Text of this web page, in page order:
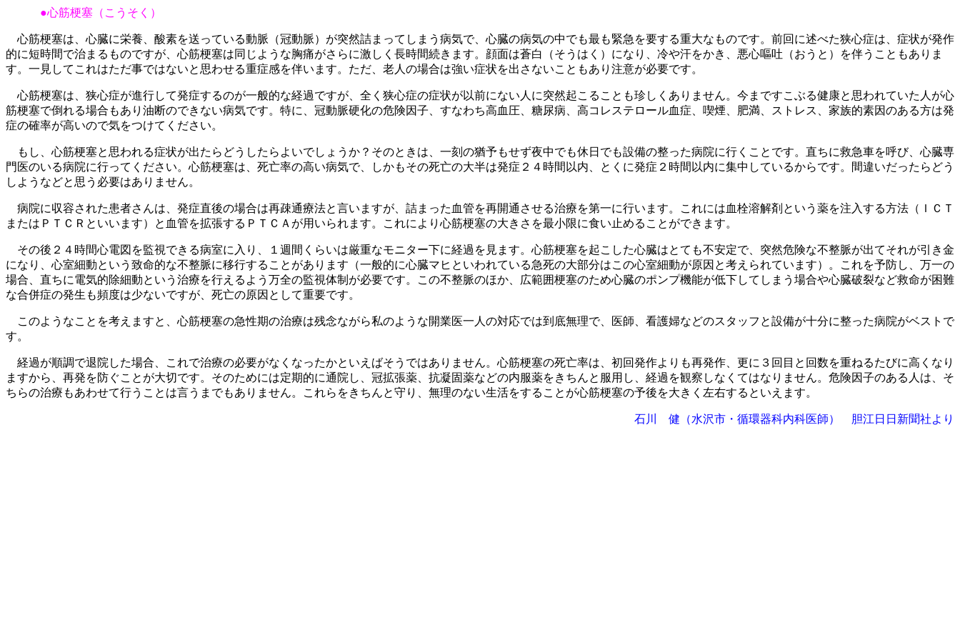
●心筋梗塞（こうそく）
心筋梗塞は、心臓に栄養、酸素を送っている動脈（冠動脈）が突然詰まってしまう病気で、心臓の病気の中でも最も緊急を要する重大なものです。前回に述べた狭心症は、症状が発作
的に短時間で治まるものですが、心筋梗塞は同じような胸痛がさらに激しく長時間続きます。顔面は蒼白（そうはく）になり、冷や汗をかき、悪心嘔吐（おうと）を伴うこともありま
す。一見してこれはただ事ではないと思わせる重症感を伴います。ただ、老人の場合は強い症状を出さないこともあり注意が必要です。
心筋梗塞は、狭心症が進行して発症するのが一般的な経過ですが、全く狭心症の症状が以前にない人に突然起こることも珍しくありません。今まですこぶる健康と思われていた人が心
筋梗塞で倒れる場合もあり油断のできない病気です。特に、冠動脈硬化の危険因子、すなわち高血圧、糖尿病、高コレステロール血症、喫煙、肥満、ストレス、家族的素因のある方は発
症の確率が高いので気をつけてください。
もし、心筋梗塞と思われる症状が出たらどうしたらよいでしょうか？そのときは、一刻の猶予もせず夜中でも休日でも設備の整った病院に行くことです。直ちに救急車を呼び、心臓専
門医のいる病院に行ってください。心筋梗塞は、死亡率の高い病気で、しかもその死亡の大半は発症２４時間以内、とくに発症２時間以内に集中しているからです。間違いだったらどう
しようなどと思う必要はありません。
病院に収容された患者さんは、発症直後の場合は再疎通療法と言いますが、詰まった血管を再開通させる治療を第一に行います。これには血栓溶解剤という薬を注入する方法（ＩＣＴ
またはＰＴＣＲといいます）と血管を拡張するＰＴＣＡが用いられます。これにより心筋梗塞の大きさを最小限に食い止めることができます。
その後２４時間心電図を監視できる病室に入り、１週間くらいは厳重なモニター下に経過を見ます。心筋梗塞を起こした心臓はとても不安定で、突然危険な不整脈が出てそれが引き金
になり、心室細動という致命的な不整脈に移行することがあります（一般的に心臓マヒといわれている急死の大部分はこの心室細動が原因と考えられています）。これを予防し、万一の
場合、直ちに電気的除細動という治療を行えるよう万全の監視体制が必要です。この不整脈のほか、広範囲梗塞のため心臓のポンプ機能が低下してしまう場合や心臓破裂など救命が困難
な合併症の発生も頻度は少ないですが、死亡の原因として重要です。
このようなことを考えますと、心筋梗塞の急性期の治療は残念ながら私のような開業医一人の対応では到底無理で、医師、看護婦などのスタッフと設備が十分に整った病院がベストで
す。
経過が順調で退院した場合、これで治療の必要がなくなったかといえばそうではありません。心筋梗塞の死亡率は、初回発作よりも再発作、更に３回目と回数を重ねるたびに高くなり
ますから、再発を防ぐことが大切です。そのためには定期的に通院し、冠拡張薬、抗凝固薬などの内服薬をきちんと服用し、経過を観察しなくてはなりません。危険因子のある人は、そ
ちらの治療もあわせて行うことは言うまでもありません。これらをきちんと守り、無理のない生活をすることが心筋梗塞の予後を大きく左右するといえます。
石川 健（水沢市・循環器科内科医師） 胆江日日新聞社より